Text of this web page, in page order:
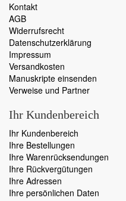
Kontakt
AGB
Widerrufsrecht
Datenschutzerklärung
Impressum
Versandkosten
Manuskripte einsenden
Verweise und Partner
Ihr Kundenbereich
Ihr Kundenbereich
Ihre Bestellungen
Ihre Warenrücksendungen
Ihre Rückvergütungen
Ihre Adressen
Ihre persönlichen Daten